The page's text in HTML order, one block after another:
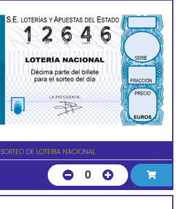
SORTEO DE LOTERIA NACIONAL
0